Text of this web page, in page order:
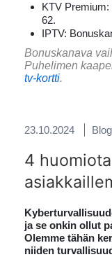
KTV
62.
IPTV:
Bonuskanava
Puhelimen
tv-kortti.
23.10.2024
4
ja se onkin ollut
Olemme tähän
niiden